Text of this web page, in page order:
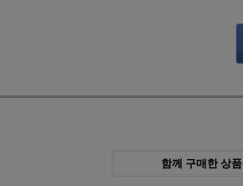
함께 구매한 상품